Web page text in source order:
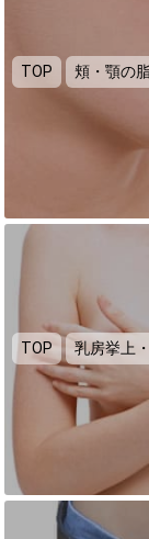
TOP 頬・顎の
TOP 乳房挙上